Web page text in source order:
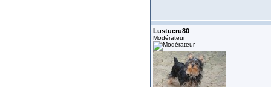
Lustucru80
Modérateur